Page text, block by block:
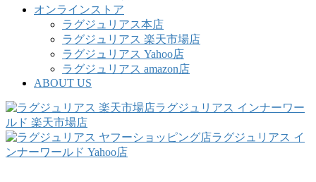
オンラインストア
ラグジュリアス本店
ラグジュリアス 楽天市場店
ラグジュリアス Yahoo店
ラグジュリアス amazon店
ABOUT US
ラグジュリアス インナーワー
ルド 楽天市場店
ラグジュリアス イ
ンナーワールド Yahoo店